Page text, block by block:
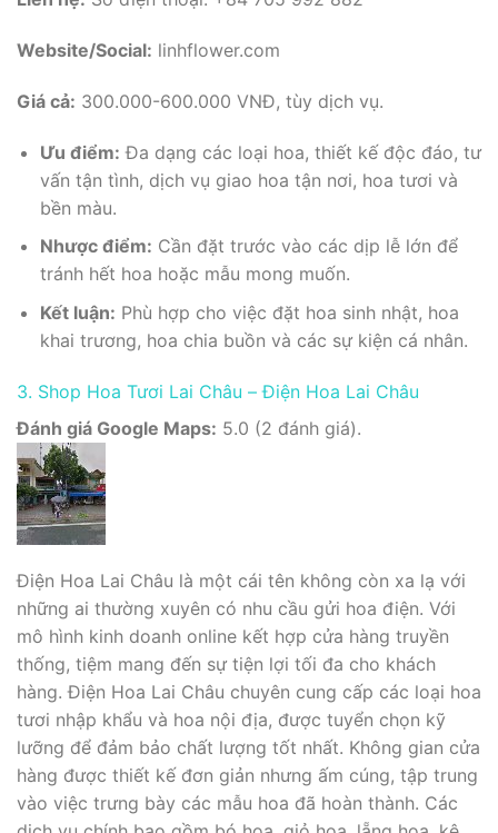
Website/Social: linhflower.com
Giá cả: 300.000-600.000 VNĐ, tùy dịch vụ.
Ưu điểm: Đa dạng các loại hoa, thiết kế độc đáo, tư
vấn tận tình, dịch vụ giao hoa tận nơi, hoa tươi và
bền màu.
Nhược điểm: Cần đặt trước vào các dịp lễ lớn để
tránh hết hoa hoặc mẫu mong muốn.
Kết luận: Phù hợp cho việc đặt hoa sinh nhật, hoa
khai trương, hoa chia buồn và các sự kiện cá nhân.
3. Shop Hoa Tươi Lai Châu – Điện Hoa Lai Châu
Đánh giá Google Maps: 5.0 (2 đánh giá).
Điện Hoa Lai Châu là một cái tên không còn xa lạ với
những ai thường xuyên có nhu cầu gửi hoa điện. Với
mô hình kinh doanh online kết hợp cửa hàng truyền
thống, tiệm mang đến sự tiện lợi tối đa cho khách
hàng. Điện Hoa Lai Châu chuyên cung cấp các loại hoa
tươi nhập khẩu và hoa nội địa, được tuyển chọn kỹ
lưỡng để đảm bảo chất lượng tốt nhất. Không gian cửa
hàng được thiết kế đơn giản nhưng ấm cúng, tập trung
vào việc trưng bày các mẫu hoa đã hoàn thành. Các